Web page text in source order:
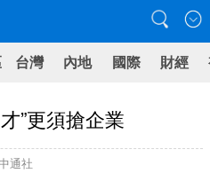
台灣 內地 國際 財經
”更須搶企業
通社